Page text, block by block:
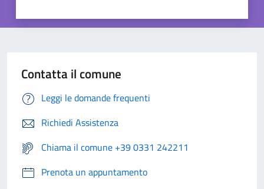
Contatta il comune
Leggi le domande frequenti
Richiedi Assistenza
Chiama il comune +39 0331 242211
Prenota un appuntamento